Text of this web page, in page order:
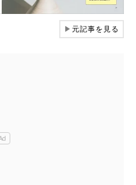
▶元記事を見る